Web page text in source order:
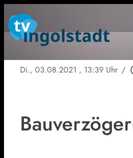
Di., 03.08.2021 , 13:39 Uhr /